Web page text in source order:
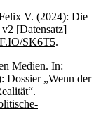
V. (2024): Die
[Datensatz]
SK6T5.
Medien. In:
Dossier „Wenn der